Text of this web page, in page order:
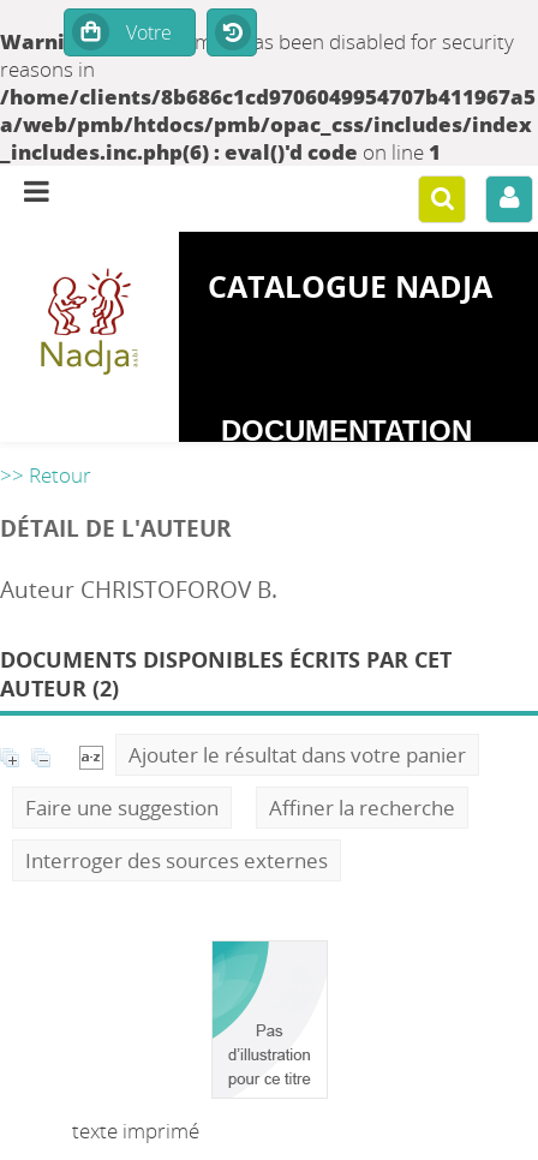
Warning: set_time_limit() has been disabled for security
reasons in
/home/clients/8b686c1cd9706049954707b411967a5
a/web/pmb/htdocs/pmb/opac_css/includes/index
_includes.inc.php(6) : eval()'d code on line 1
CATALOGUE NADJA
DOCUMENTATION
>> Retour
DÉTAIL DE L'AUTEUR
Auteur CHRISTOFOROV B.
DOCUMENTS DISPONIBLES ÉCRITS PAR CET
AUTEUR (2)
Ajouter le résultat dans votre panier
Faire une suggestion
Affiner la recherche
Interroger des sources externes
texte imprimé